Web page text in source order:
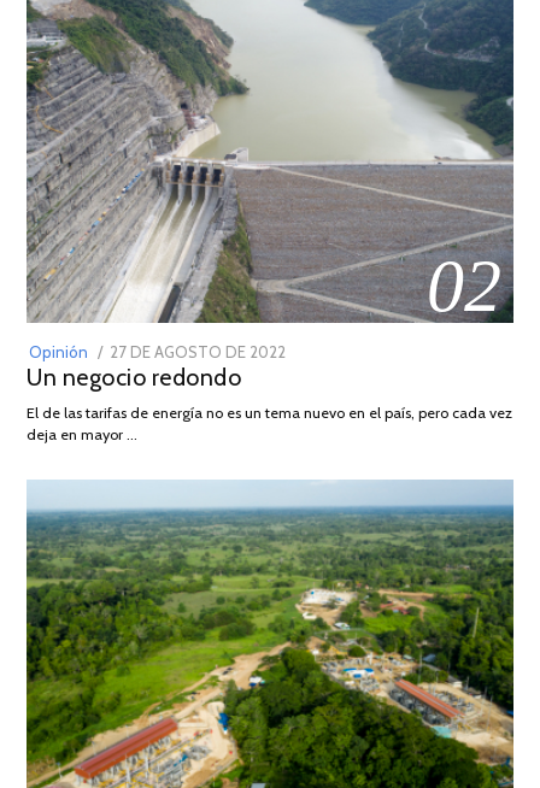
02
Opinión
POSTED
ON
27 DE AGOSTO DE 2022
DE
Un negocio redondo
El de las tarifas de energía no es un tema nuevo en el país, pero cada vez
deja en mayor …